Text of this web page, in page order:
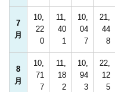
7
月
10,
22
0
11,
40
1
10,
04
7
21,
44
8
8
月
10,
71
7
11,
18
2
10,
94
3
22,
12
5